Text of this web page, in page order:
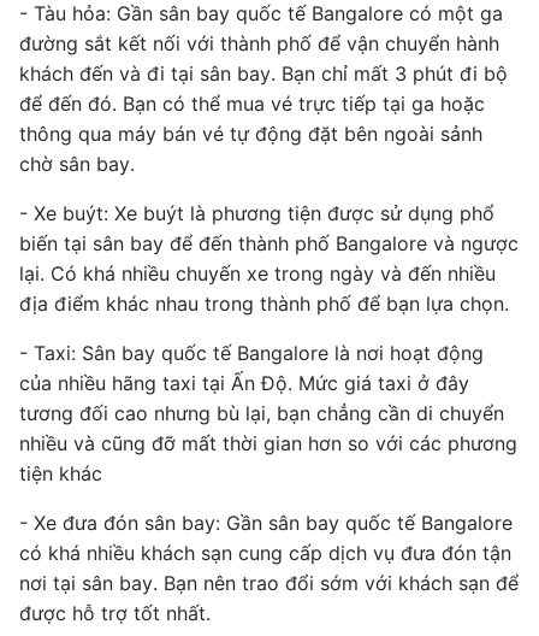
- Tàu hỏa: Gần sân bay quốc tế Bangalore có một ga
đường sắt kết nối với thành phố để vận chuyển hành
khách đến và đi tại sân bay. Bạn chỉ mất 3 phút đi bộ
để đến đó. Bạn có thể mua vé trực tiếp tại ga hoặc
thông qua máy bán vé tự động đặt bên ngoài sảnh
chờ sân bay.
- Xe buýt: Xe buýt là phương tiện được sử dụng phổ
biến tại sân bay để đến thành phố Bangalore và ngược
lại. Có khá nhiều chuyến xe trong ngày và đến nhiều
địa điểm khác nhau trong thành phố để bạn lựa chọn.
- Taxi: Sân bay quốc tế Bangalore là nơi hoạt động
của nhiều hãng taxi tại Ấn Độ. Mức giá taxi ở đây
tương đối cao nhưng bù lại, bạn chẳng cần di chuyển
nhiều và cũng đỡ mất thời gian hơn so với các phương
tiện khác
- Xe đưa đón sân bay: Gần sân bay quốc tế Bangalore
có khá nhiều khách sạn cung cấp dịch vụ đưa đón tận
nơi tại sân bay. Bạn nên trao đổi sớm với khách sạn để
được hỗ trợ tốt nhất.